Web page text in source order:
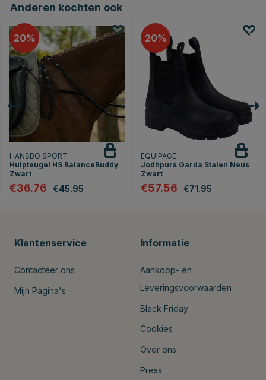
Anderen kochten ook
20
HANSBO SPORT
Hulpteugel HS BalanceBuddy
Zwart
€36.76 €45.95
20
EQUIPAGE
Jodhpurs Garda Stalen Neus
Zwart
€57.56 €71.95
Klantenservice
Contacteer ons
Mijn Pagina's
Informatie
Aankoop- en
Leveringsvoorwaarden
Black Friday
Cookies
Over ons
Press